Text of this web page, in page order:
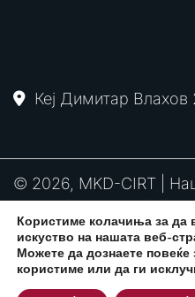
Користиме колачиња за да
искуство на нашата веб-
Можете да дознаете
користиме или да ги
Кеј Димитар Влахов
© 2026, MKD-CIRT |
одговор на
PGP
потпис
RFC2350